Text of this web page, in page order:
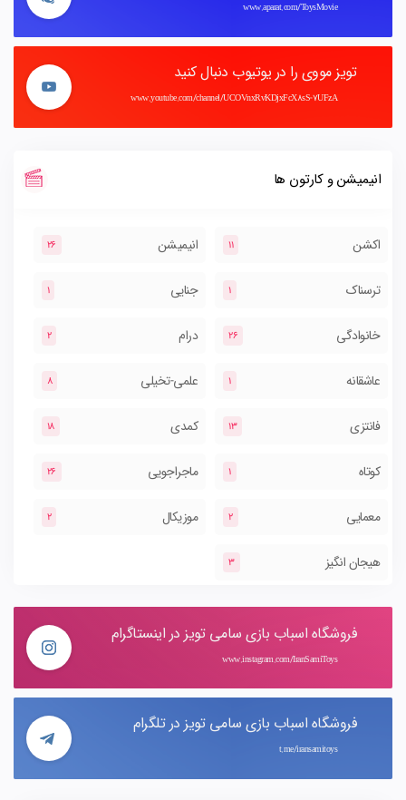
www.aparat.com/ToysMovie
تویز مووی را در یوتیوب دنبال کنید
www.youtube.com/channel/UCOVnxRvKDjxFcX8sS-7UFzA
انیمیشن و کارتون ها
اکشن 11 انیمیشن 26
ترسناک 1 جنایی 1
خانوادگی 26 درام 2
عاشقانه 1 علمی-تخیلی 8
فانتزی 13 کمدی 18
کوتاه 1 ماجراجویی 26
معمایی 2 موزیکال 2
هیجان انگیز 3
فروشگاه اسباب بازی سامی تویز در اینستاگرام
www.instagram.com/IranSamiToys
فروشگاه اسباب بازی سامی تویز در تلگرام
t.me/iransamitoys